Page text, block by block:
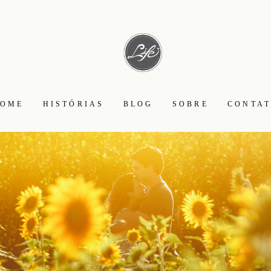
HISTÓRIAS BLOG SOBRE